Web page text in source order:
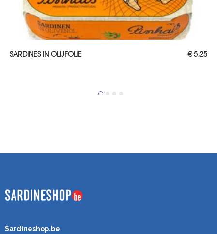
TOEVOEGEN AAN WINKELWAGEN
SARDINES IN OLIJFOLIE €5,25
Sardineshop.be